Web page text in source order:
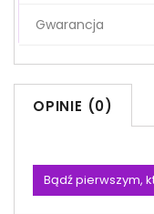
Gwarancja
OPINIE (0)
Bądź pierwszym,